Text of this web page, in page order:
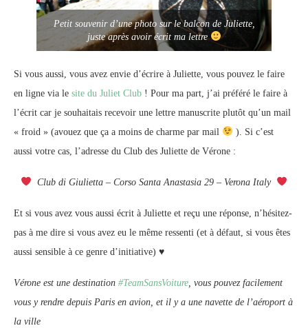
Petit souvenir d’une photo sur le balcon de Juliette,
juste après avoir écrit ma lettre
Si vous aussi, vous avez envie d’écrire à Juliette, vous pouvez le faire
en ligne via le site du Juliet Club ! Pour ma part, j’ai préféré le faire à
l’écrit car je souhaitais recevoir une lettre manuscrite plutôt qu’un mail
« froid » (avouez que ça a moins de charme par mail
). Si c’est
aussi votre cas, l’adresse du Club des Juliette de Vérone :
Club di Giulietta – Corso Santa Anastasia 29 – Verona Italy
Et si vous avez vous aussi écrit à Juliette et reçu une réponse, n’hésitez-
pas à me dire si vous avez eu le même ressenti (et à défaut, si vous êtes
aussi sensible à ce genre d’initiative) ♥
Vérone est une destination #TeamSansVoiture , vous pouvez facilement
vous y rendre depuis Paris en avion, et il y a une navette de l’aéroport à
la ville